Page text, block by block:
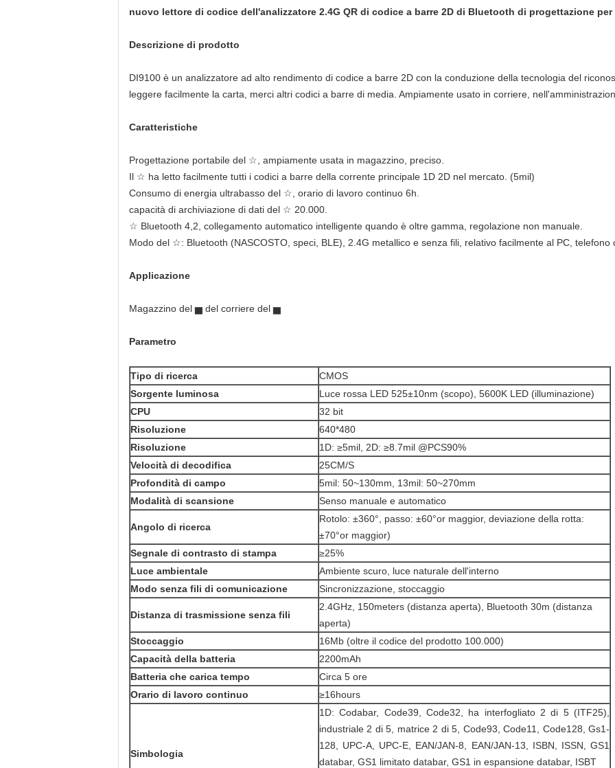
nuovo lettore di codice dell'analizzatore 2.4G QR di codice a barre 2D di Bluetooth di progettazione
Descrizione di prodotto
DI9100 è un analizzatore ad alto rendimento di codice a barre 2D con la conduzione della tecnologia del
leggere facilmente la carta, merci altri codici a barre di media. Ampiamente usato in corriere,
Caratteristiche
Progettazione portabile del ☆, ampiamente usata in magazzino, preciso.
Il ☆ ha letto facilmente tutti i codici a barre della corrente principale 1D 2D nel mercato. (5mil)
Consumo di energia ultrabasso del ☆, orario di lavoro continuo 6h.
capacità di archiviazione di dati del ☆ 20.000.
☆ Bluetooth 4,2, collegamento automatico intelligente quando è oltre gamma, regolazione non manuale.
Modo del ☆: Bluetooth (NASCOSTO, speci, BLE), 2.4G metallico e senza fili, relativo facilmente al PC, telefono
Applicazione
Magazzino del ▅ del corriere del ▅
Parametro
Tipo di ricerca
CMOS
Sorgente luminosa
Luce rossa LED 525±10nm (scopo), 5600K LED (illuminazione)
CPU
32 bit
Risoluzione
640*480
Risoluzione
1D: ≥5mil, 2D: ≥8.7mil @PCS90%
Velocità di decodifica
25CM/S
Profondità di campo
5mil: 50~130mm, 13mil: 50~270mm
Modalità di scansione
Senso manuale e automatico
Angolo di ricerca
Rotolo: ±360°, passo: ±60°or maggior, deviazione della rotta:
±70°or maggior)
Segnale di contrasto di stampa
≥25%
Luce ambientale
Ambiente scuro, luce naturale dell'interno
Modo senza fili di comunicazione
Sincronizzazione, stoccaggio
Distanza di trasmissione senza fili
2.4GHz, 150meters (distanza aperta), Bluetooth 30m (distanza
aperta)
Stoccaggio
16Mb (oltre il codice del prodotto 100.000)
Capacità della batteria
2200mAh
Batteria che carica tempo
Circa 5 ore
Orario di lavoro continuo
≥16hours
Simbologia
1D: Codabar, Code39, Code32, ha interfogliato 2 di 5 (ITF25),
industriale 2 di 5, matrice 2 di 5, Code93, Code11, Code128, Gs1-
128, UPC-A, UPC-E, EAN/JAN-8, EAN/JAN-13, ISBN, ISSN, GS1
databar, GS1 limitato databar, GS1 in espansione databar, ISBT